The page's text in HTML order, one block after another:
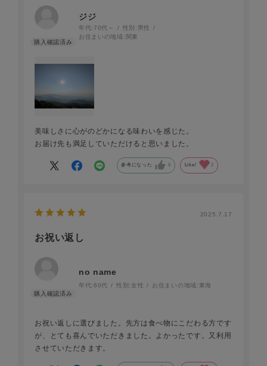
ジジ
年代: 70代～ 性別: 男性
お住まいの地域: 関東
美味しさに心がのどかになる味わいを感じた。
お届け先も満足していただけると思いました。
参考になった 0 Like! 2
2025.7.17
お祝い返し
no name
年代:60代 性別:女性 お住まいの地域: 東海
お祝い返しに選びました。先方は食べ物にこだわる方です
が、とても喜んでいただきました。よかったです。又利用
させていただきます。